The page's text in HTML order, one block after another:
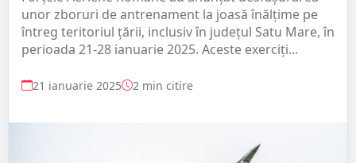
unor zboruri de antrenament la joasă înălțime pe
întreg teritoriul țării, inclusiv în județul Satu Mare, în
perioada 21-28 ianuarie 2025. Aceste exerciți...
21 ianuarie 2025 2 min citire